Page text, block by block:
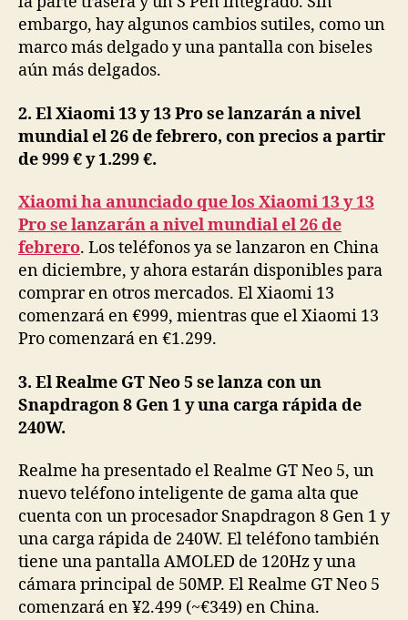
embargo, hay algunos cambios sutiles, como un
marco más delgado y una pantalla con biseles
aún más delgados.
2. El Xiaomi 13 y 13 Pro se lanzarán a nivel
mundial el 26 de febrero, con precios a partir
de 999 € y 1.299 €.
Xiaomi ha anunciado que los Xiaomi 13 y 13
Pro se lanzarán a nivel mundial el 26 de
febrero. Los teléfonos ya se lanzaron en China
en diciembre, y ahora estarán disponibles para
comprar en otros mercados. El Xiaomi 13
comenzará en €999, mientras que el Xiaomi 13
Pro comenzará en €1.299.
3. El Realme GT Neo 5 se lanza con un
Snapdragon 8 Gen 1 y una carga rápida de
240W.
Realme ha presentado el Realme GT Neo 5, un
nuevo teléfono inteligente de gama alta que
cuenta con un procesador Snapdragon 8 Gen 1 y
una carga rápida de 240W. El teléfono también
tiene una pantalla AMOLED de 120Hz y una
cámara principal de 50MP. El Realme GT Neo 5
comenzará en ¥2.499 (~€349) en China.